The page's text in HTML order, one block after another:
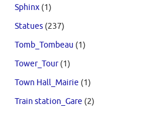
Sphinx (1)
Statues (237)
Tomb_Tombeau (1)
Tower_Tour(1)
Town Hall_Mairie (1)
Train station_Gare (2)